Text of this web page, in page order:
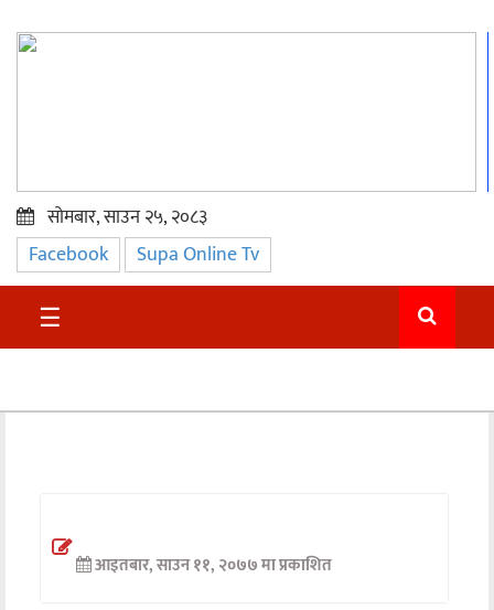
प्रमुख
समाचार
सुदुर
अन्तर्वार्ता
सोमबार, साउन २५, २०८३
Facebook Supa Online Tv
☰
आइतबार, साउन ११, २०७७ मा प्रकाशित